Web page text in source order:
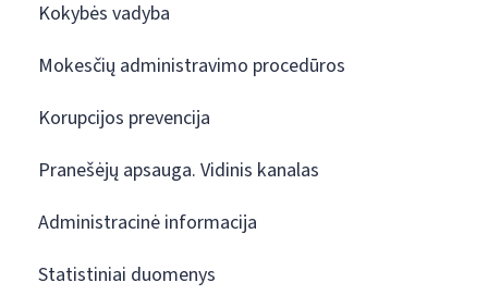
Kokybės vadyba
Mokesčių administravimo procedūros
Korupcijos prevencija
Pranešėjų apsauga. Vidinis kanalas
Administracinė informacija
Statistiniai duomenys